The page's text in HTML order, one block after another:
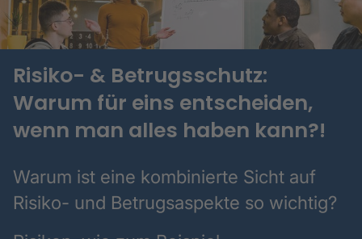
Risiko- & Betrugsschutz:
Warum für eins entscheiden,
wenn man alles haben kann?!
Warum ist eine kombinierte Sicht auf
Risiko- und Betrugsaspekte so wichtig?